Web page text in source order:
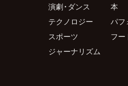
演劇・ダンス
本
テクノロジー
パフ
スポーツ
フー
ジャーナリズム